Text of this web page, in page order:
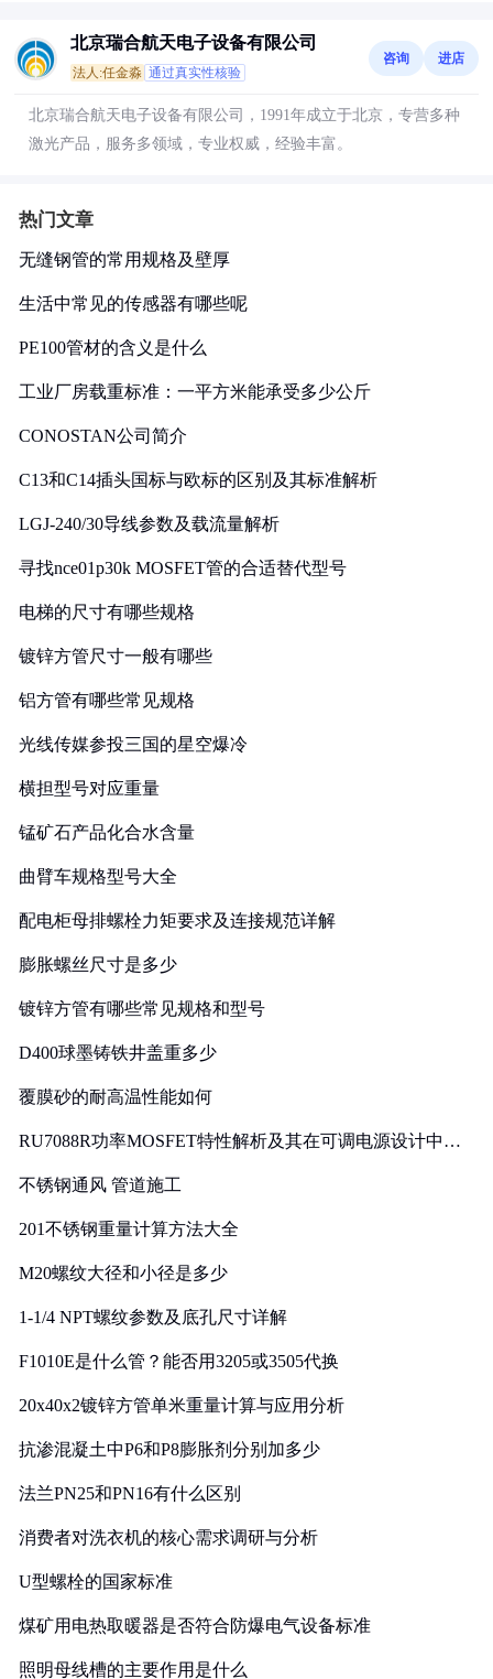
北京瑞合航天电子设备有限公司
法人:任金淼 通过真实性核验
咨询 进店
北京瑞合航天电子设备有限公司，1991年成立于北京，专营多种
激光产品，服务多领域，专业权威，经验丰富。
热门文章
无缝钢管的常用规格及壁厚
生活中常见的传感器有哪些呢
PE100管材的含义是什么
工业厂房载重标准：一平方米能承受多少公斤
CONOSTAN公司简介
C13和C14插头国标与欧标的区别及其标准解析
LGJ-240/30导线参数及载流量解析
寻找nce01p30k MOSFET管的合适替代型号
电梯的尺寸有哪些规格
镀锌方管尺寸一般有哪些
铝方管有哪些常见规格
光线传媒参投三国的星空爆冷
横担型号对应重量
锰矿石产品化合水含量
曲臂车规格型号大全
配电柜母排螺栓力矩要求及连接规范详解
膨胀螺丝尺寸是多少
镀锌方管有哪些常见规格和型号
D400球墨铸铁井盖重多少
覆膜砂的耐高温性能如何
RU7088R功率MOSFET特性解析及其在可调电源设计中的
不锈钢通风 管道施工
201不锈钢重量计算方法大全
M20螺纹大径和小径是多少
1-1/4 NPT螺纹参数及底孔尺寸详解
F1010E是什么管？能否用3205或3505代换
20x40x2镀锌方管单米重量计算与应用分析
抗渗混凝土中P6和P8膨胀剂分别加多少
法兰PN25和PN16有什么区别
消费者对洗衣机的核心需求调研与分析
U型螺栓的国家标准
煤矿用电热取暖器是否符合防爆电气设备标准
照明母线槽的主要作用是什么